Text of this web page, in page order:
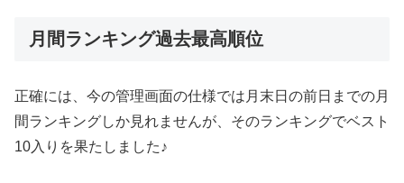
月間ランキング過去最高順位
正確には、今の管理画面の仕様では月末日の前日までの月
間ランキングしか見れませんが、そのランキングでベスト
10入りを果たしました♪